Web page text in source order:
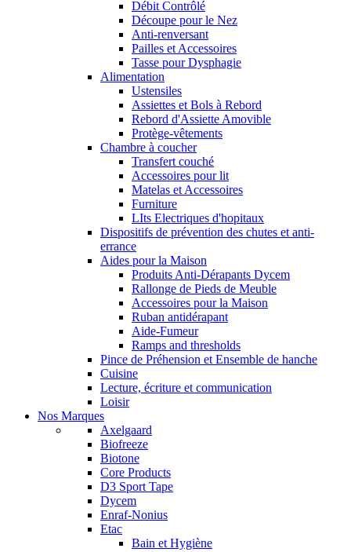
Débit Contrôlé
Découpe pour le Nez
Anti-renversant
Pailles et Accessoires
Tasse pour Dysphagie
Alimentation
Ustensiles
Assiettes et Bols à Rebord
Rebord d'Assiette Amovible
Protège-vêtements
Chambre à coucher
Transfert couché
Accessoires pour lit
Matelas et Accessoires
Furniture
LIts Electriques d'hopitaux
Dispositifs de prévention des chutes et anti-
errance
Aides pour la Maison
Produits Anti-Dérapants Dycem
Rallonge de Pieds de Meuble
Accessoires pour la Maison
Ruban antidérapant
Aide-Fumeur
Ramps and thresholds
Pince de Préhension et Ensemble de hanche
Cuisine
Lecture, écriture et communication
Loisir
Nos Marques
Axelgaard
Biofreeze
Biotone
Core Products
D3 Sport Tape
Dycem
Enraf-Nonius
Etac
Bain et Hygiène